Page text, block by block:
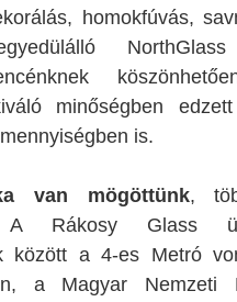
homokfúvás,
minőségben
is.
van mögöttünk,
A Rákosy Glass
között a 4-es Metró
a Magyar Nemzeti